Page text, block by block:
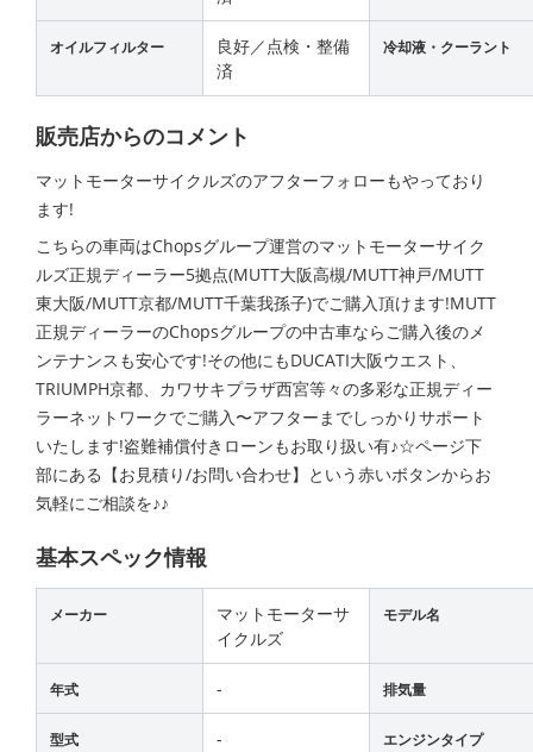
オイルフィルター
良好／点検・整備
済
冷却液・クーラント
販売店からのコメント
マットモーターサイクルズのアフターフォローもやっており
ます!
こちらの車両はChopsグループ運営のマットモーターサイク
ルズ正規ディーラー5拠点(MUTT大阪高槻/MUTT神戸/MUTT
東大阪/MUTT京都/MUTT千葉我孫子)でご購入頂けます!MUTT
正規ディーラーのChopsグループの中古車ならご購入後のメ
ンテナンスも安心です!その他にもDUCATI大阪ウエスト、
TRIUMPH京都、カワサキプラザ西宮等々の多彩な正規ディー
ラーネットワークでご購入〜アフターまでしっかりサポート
いたします!盗難補償付きローンもお取り扱い有♪☆ページ下
部にある【お見積り/お問い合わせ】という赤いボタンからお
気軽にご相談を♪♪
基本スペック情報
メーカー
マットモーターサ
イクルズ
モデル名
年式 - 排気量
型式 - エンジンタイプ